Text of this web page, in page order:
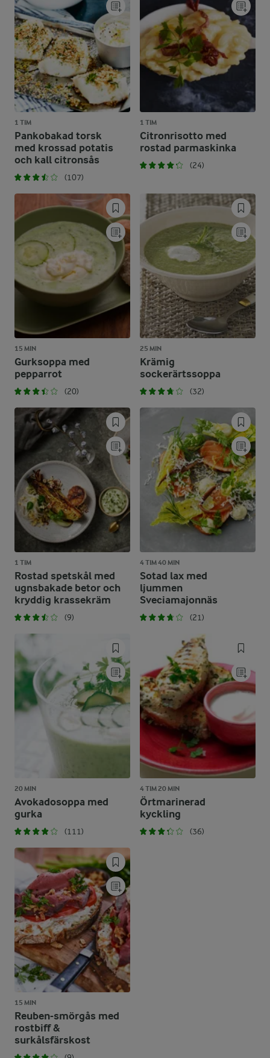
1 TIM
Pankobakad torsk
med krossad potatis
och kall citronsås
(107)
1 TIM
Citronrisotto med
rostad parmaskinka
(24)
15 MIN
Gurksoppa med
pepparrot
(20)
25 MIN
Krämig
sockerärtssoppa
(32)
1 TIM
Rostad spetskål med
ugnsbakade betor och
kryddig krassekräm
(9)
4 TIM 40 MIN
Sotad lax med
ljummen
Sveciamajonnäs
(21)
20 MIN
Avokadosoppa med
gurka
(111)
4 TIM 20 MIN
Örtmarinerad
kyckling
(36)
15 MIN
Reuben-smörgås med
rostbiff &
surkålsfärskost